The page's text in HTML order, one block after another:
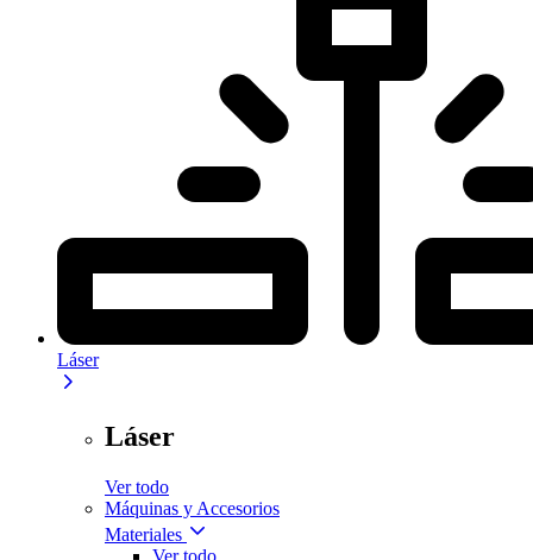
Láser
Láser
Ver todo
Máquinas y Accesorios
Materiales